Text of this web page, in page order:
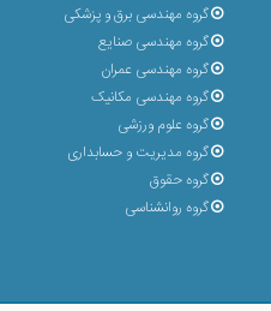
گروه مهندسی برق و پزشکی
گروه مهندسی صنایع
گروه مهندسی عمران
گروه مهندسی مکانیک
گروه علوم ورزشی
گروه مدیریت و حسابداری
گروه حقوق
گروه روانشناسی